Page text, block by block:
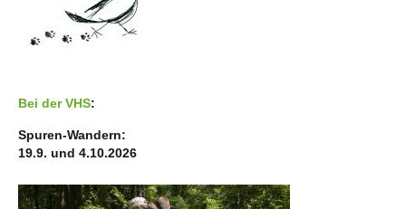
Bei der VHS:
Spuren-Wandern:
19.9. und 4.10.2026